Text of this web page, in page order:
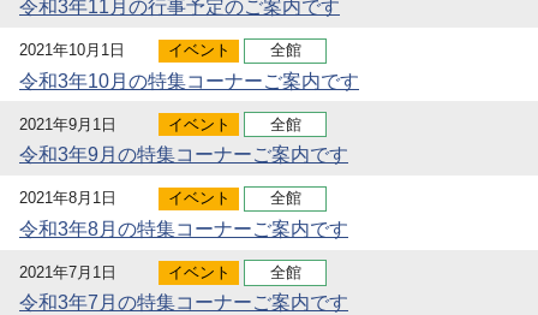
令和3年11月の行事予定のご案内です
2021年10月1日 イベント 全館
令和3年10月の特集コーナーご案内です
2021年9月1日 イベント 全館
令和3年9月の特集コーナーご案内です
2021年8月1日 イベント 全館
令和3年8月の特集コーナーご案内です
2021年7月1日 イベント 全館
令和3年7月の特集コーナーご案内です